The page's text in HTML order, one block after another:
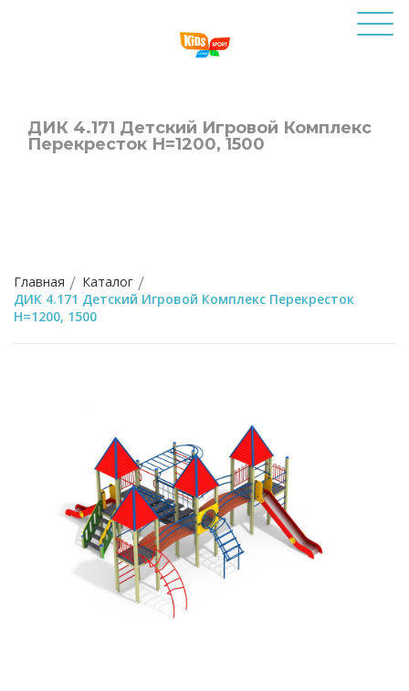
ДИК 4.171 Детский Игровой Комплекс
Перекресток Н=1200, 1500
Главная
Каталог
ДИК 4.171 Детский Игровой Комплекс Перекресток
Н=1200, 1500